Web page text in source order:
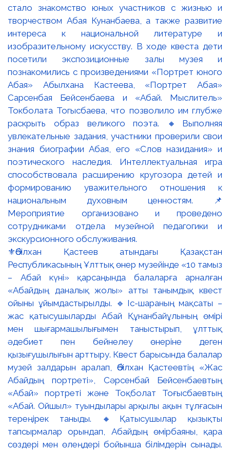
⚜️Әбілхан Қастеев атындағы Қазақстан
Республикасының Ұлттық өнер музейінде «10 тамыз
– Абай күні» қарсаңында балаларға арналған
«Абайдың даналық жолы» атты танымдық квест
ойыны ұйымдастырылды. 🔹Іс-шараның мақсаты –
жас қатысушыларды Абай Құнанбайұлының өмірі
мен шығармашылығымен таныстырып, ұлттық
әдебиет пен бейнелеу өнеріне деген
қызығушылығын арттыру. Квест барысында балалар
музей залдарын аралап, Әбілхан Қастеевтің «Жас
Абайдың портреті», Сәрсенбай Бейсенбаевтың
«Абай» портреті және Тоқболат Тоғысбаевтың
«Абай. Ойшыл» туындылары арқылы ақын тұлғасын
тереңірек таныды. 🔸Қатысушылар қызықты
тапсырмалар орындап, Абайдың өмірбаяны, қара
сөздері мен өлеңдері бойынша білімдерін сынады.